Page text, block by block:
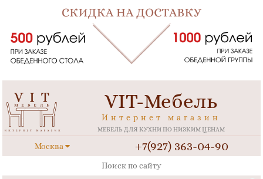
VIT-Мебель
Интернет магазин
МЕБЕЛЬ ДЛЯ КУХНИ ПО НИЗКИМ ЦЕНАМ
Москва +7(927) 363-04-90